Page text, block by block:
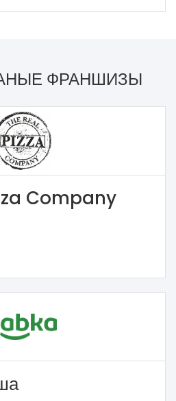
ФРАНШИЗЫ
Company